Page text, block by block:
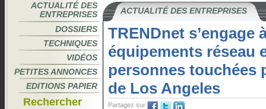
ACTUALITÉ DES
ENTREPRISES
DOSSIERS
TECHNIQUES
VIDÉOS
PETITES ANNONCES
EDITIONS PAPIER
Rechercher
ACTUALITÉ DES ENTREPRISES
TRENDnet s’engage
équipements réseau
personnes touchées
de Los Angeles
Partagez sur